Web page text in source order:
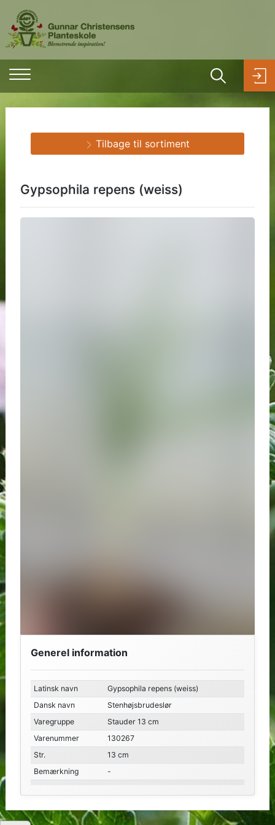
Gypsophila repens (weiss)
Generel information
Latinsk navn
Gypsophila repens (weiss)
Dansk navn
Stenhøjsbrudeslør
Varegruppe
Stauder 13 cm
Varenummer
130267
Str.
13 cm
Bemærkning
-
Tilbage til sortiment